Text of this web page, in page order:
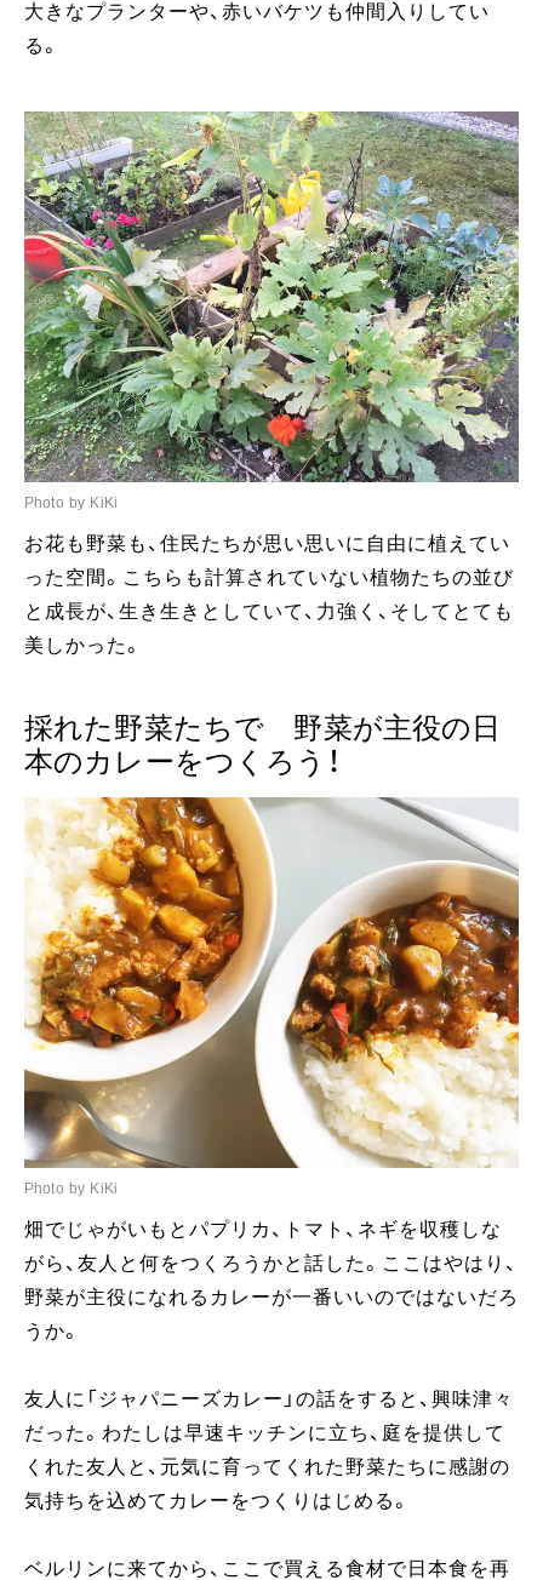
大きなプランターや、赤いバケツも仲間入りしてい
る。
Photo by KiKi
お花も野菜も、住民たちが思い思いに自由に植えてい
った空間。こちらも計算されていない植物たちの並び
と成長が、生き生きとしていて、力強く、そしてとても
美しかった。
採れた野菜たちで 野菜が主役の日
本のカレーをつくろう！
Photo by KiKi
畑でじゃがいもとパプリカ、トマト、ネギを収穫しな
がら、友人と何をつくろうかと話した。ここはやはり、
野菜が主役になれるカレーが一番いいのではないだろ
うか。
友人に「ジャパニーズカレー」の話をすると、興味津々
だった。わたしは早速キッチンに立ち、庭を提供して
くれた友人と、元気に育ってくれた野菜たちに感謝の
気持ちを込めてカレーをつくりはじめる。
ベルリンに来てから、ここで買える食材で日本食を再